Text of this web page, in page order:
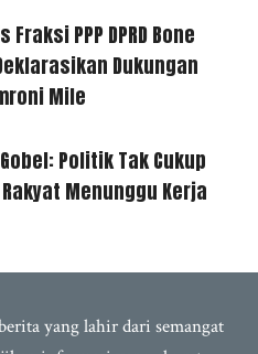
PPP DPRD Bone
Dukungan
Mile
Politik Tak Cukup
Menunggu Kerja
yang lahir dari semangat